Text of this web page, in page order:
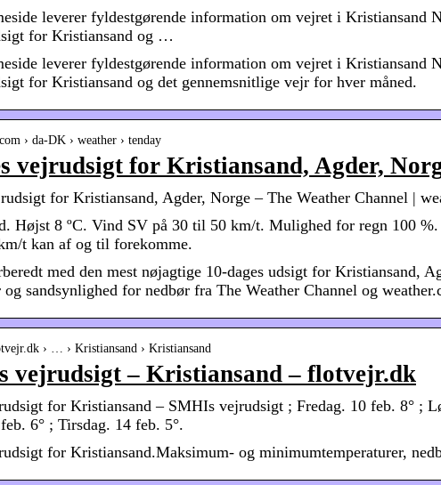
leverer fyldestgørende information om vejret i
for Kristiansand og …
leverer fyldestgørende information om vejret i
for Kristiansand og det gennemsnitlige vejr for hver måned.
› da-DK › weather › tenday
vejrudsigt for Kristiansand, Agder,
for Kristiansand, Agder, Norge – The Weather Channel |
Højst 8 ºC. Vind SV på 30 til 50 km/t. Mulighed for regn 100
t kan af og til forekomme.
med den mest nøjagtige 10-dages udsigt for Kristiansand,
og sandsynlighed for nedbør fra The Weather Channel og
› … › Kristiansand › Kristiansand
vejrudsigt – Kristiansand – flotvejr.dk
for Kristiansand – SMHIs vejrudsigt ; Fredag. 10 feb. 8° ;
6° ; Tirsdag. 14 feb. 5°.
for Kristiansand.Maksimum- og minimumtemperaturer,